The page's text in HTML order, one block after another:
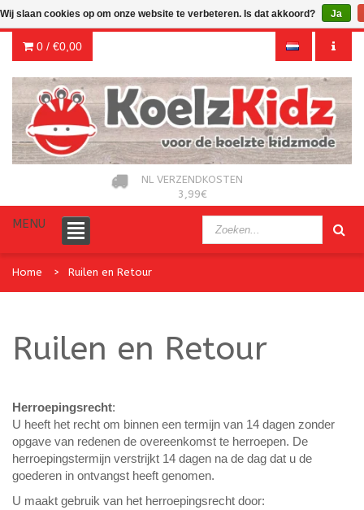
0 / €0,00
NL VERZENDKOSTEN
3,99€
MENU
Home Ruilen en Retour
Ruilen en Retour
Herroepingsrecht:
U heeft het recht om binnen een termijn van 14 dagen zonder
opgave van redenen de overeenkomst te herroepen. De
herroepingstermijn verstrijkt 14 dagen na de dag dat u de
goederen in ontvangst heeft genomen.
U maakt gebruik van het herroepingsrecht door:
Wij slaan cookies op om onze website te verbeteren. Is dat akkoord? Ja